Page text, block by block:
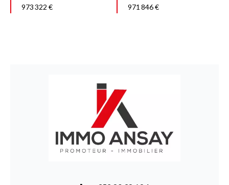
973 322 €
971 846 €